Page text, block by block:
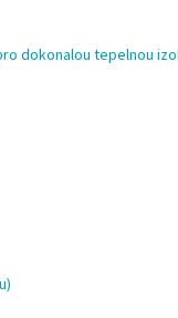
dokonalou tepelnou